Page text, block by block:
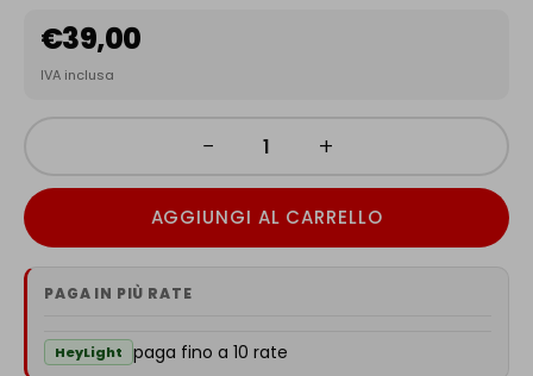
€39,00
IVA inclusa
− +
AGGIUNGI AL CARRELLO
PAGA IN PIÙ RATE
HeyLight paga fino a 10 rate